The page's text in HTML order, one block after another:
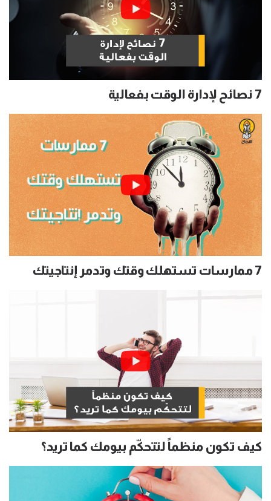
7 نصائح لإدارة الوقت بفعالية
7 ممارسات تستهلك وقتك وتدمر إنتاجيتك
كيف تكون منظماً لتتحكّم بيومك كما تريد؟